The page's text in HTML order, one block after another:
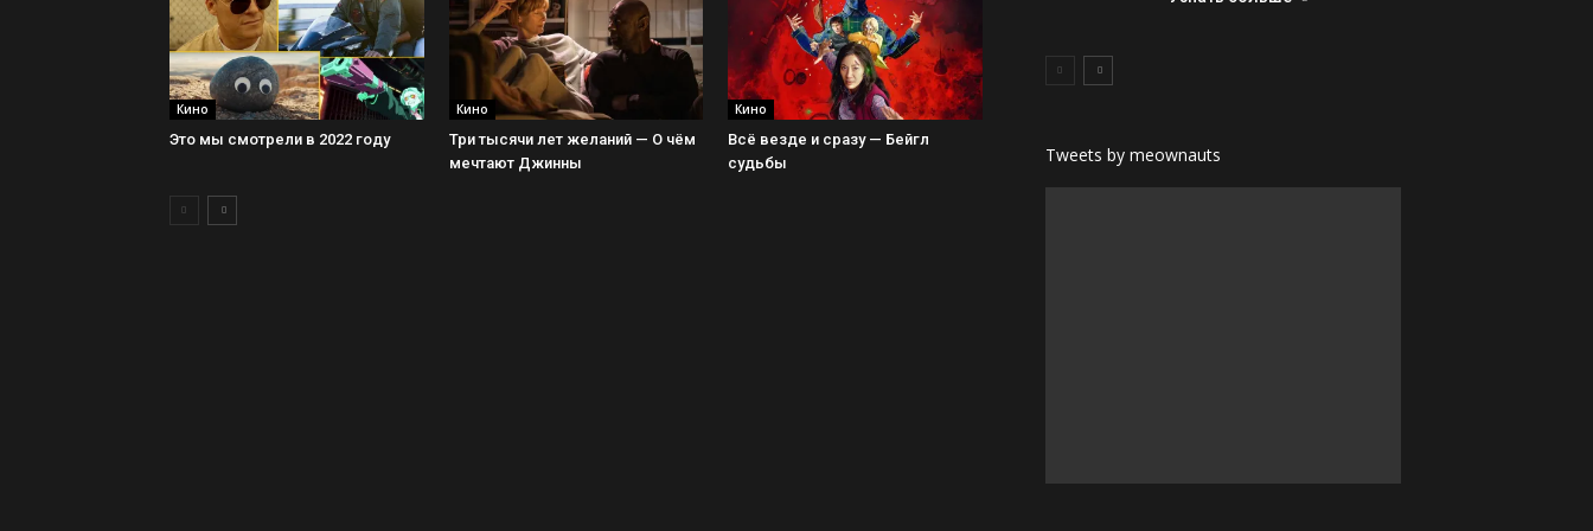
Кино
Это мы смотрели в 2022 году
Кино
Три тысячи лет желаний — О чём
мечтают Джинны
Кино
Всё везде и сразу — Бейгл
судьбы
Tweets by meownauts